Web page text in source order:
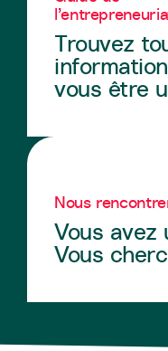
Trouvez
vous être
Nous
Vous avez
Vous